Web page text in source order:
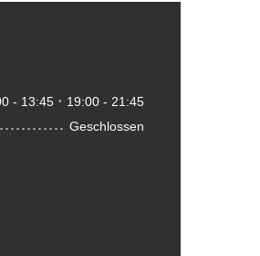
- 13:45 •
19:00 - 21:45
Geschlossen